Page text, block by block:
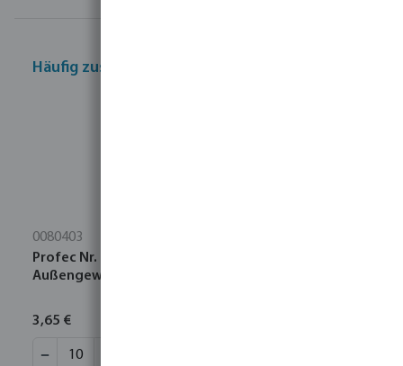
Häufig zusammen gekauft
0080403
Profec Nr. 23 Rohrnippel Edelstahl 316 1/2"
Außengewinde 16bar 60 mm
3,65 €